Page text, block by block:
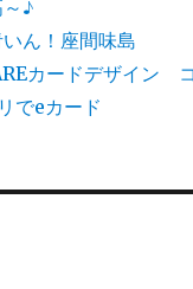
♪
ん！座間味島
カードデザイン
でeカード